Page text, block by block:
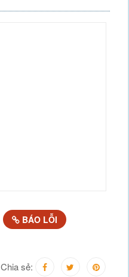
BÁO LỖI
Chia sẻ: